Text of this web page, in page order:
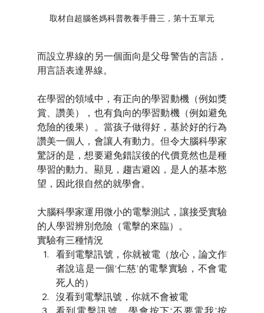
取材自超腦爸媽科普教養手冊三，第十五單元
而設立界線的另一個面向是父母警告的言語，
用言語表達界線。
在學習的領域中，有正向的學習動機（例如獎
賞、讚美），也有負向的學習動機（例如避免
危險的後果）。當孩子做得好，基於好的行為
讚美一個人，會讓人有動力。但令大腦科學家
驚訝的是，想要避免錯誤後的代價竟然也是種
學習的動力。顯見，趨吉避凶，是人的基本慾
望，因此很自然的就學會。
大腦科學家運用微小的電擊測試，讓接受實驗
的人學習辨別危險（電擊的來臨）。
實驗有三種情況
看到電擊訊號，你就被電（放心，論文作
者說這是一個‘仁慈’的電擊實驗，不會電
死人的）
沒看到電擊訊號，你就不會被電
看到電擊訊號，學會按下‘不要電我’按